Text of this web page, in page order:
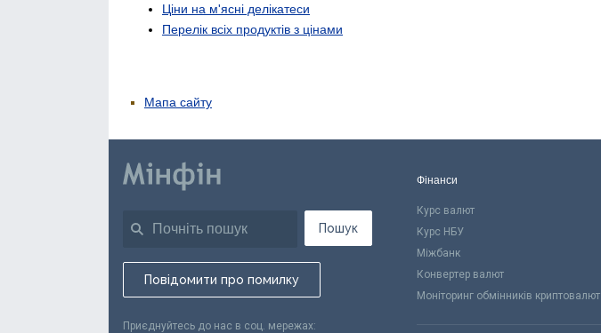
Ціни на м'ясні делікатеси
Перелік всіх продуктів з цінами
Мапа сайту
Пошук
Повідомити про помилку
Приєднуйтесь до нас в соц. мережах:
Фінанси
Курс валют
Курс НБУ
Міжбанк
Конвертер валют
Моніторинг обмінників криптовалют